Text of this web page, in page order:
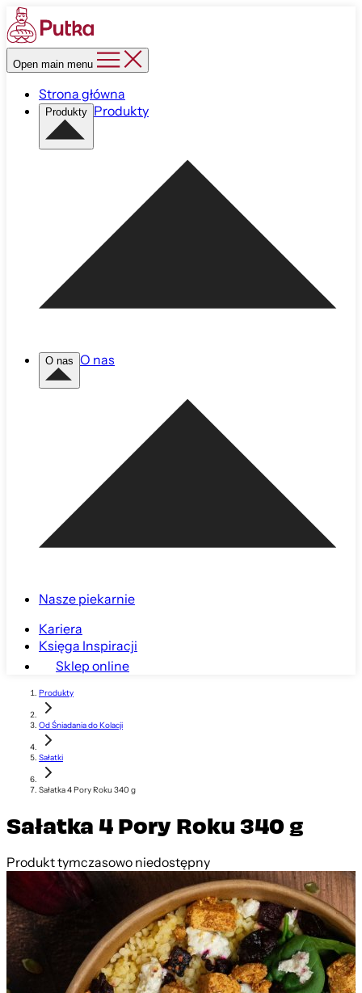
Open main menu
Strona główna
Produkty Produkty
O nas O nas
Nasze piekarnie
Kariera
Księga Inspiracji
Sklep online
Produkty
Od Śniadania do Kolacji
Sałatki
Sałatka 4 Pory Roku 340 g
Sałatka 4 Pory Roku 340 g
Produkt tymczasowo niedostępny